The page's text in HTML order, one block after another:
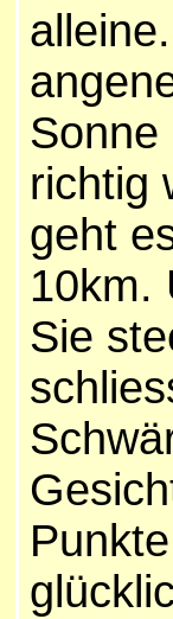
Sonne
richtig
geht
10km.
Sie